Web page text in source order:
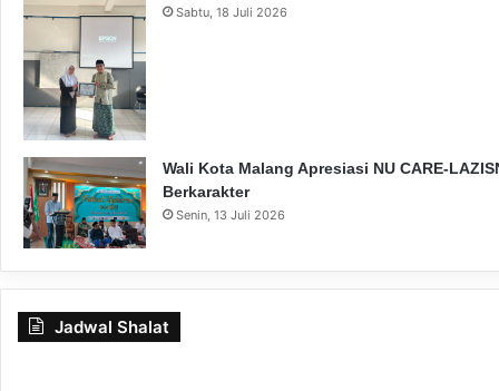
Sabtu, 18 Juli 2026
Wali Kota Malang Apresiasi NU CARE-
Berkarakter
Senin, 13 Juli 2026
Jadwal Shalat